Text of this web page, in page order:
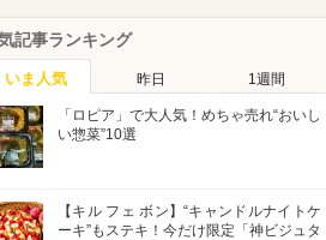
記事ランキング
いま人気 昨日 1週間
「ロピア」で大人気！めちゃ売れ“おいし
い惣菜”10選
【キル フェ ボン】“キャンドルナイトケ
ーキ”もステキ！今だけ限定「神ビジュタ